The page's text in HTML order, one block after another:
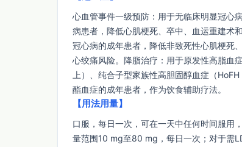
心血管事件一级预防：用于无临床明显冠心
病患者，降低心肌梗死、卒中、血运重建术
冠心病的成年患者，降低非致死性心肌梗死
心绞痛风险。降脂治疗：用于原发性高脂血
上）、纯合子型家族性高胆固醇血症（
酯血症的成年患者，作为饮食辅助疗法。
【用法用量】
口服，每日一次，可在一天中任何时间服用
量范围10 mg至80 mg，每日一次；对于需